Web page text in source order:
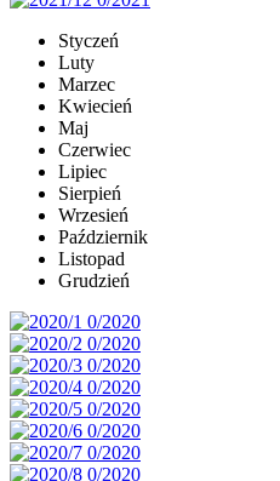
Styczeń
Luty
Marzec
Kwiecień
Maj
Czerwiec
Lipiec
Sierpień
Wrzesień
Październik
Listopad
Grudzień